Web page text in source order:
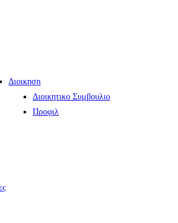
Διοικηση
Διοικητικο Συμβουλιο
Προφιλ